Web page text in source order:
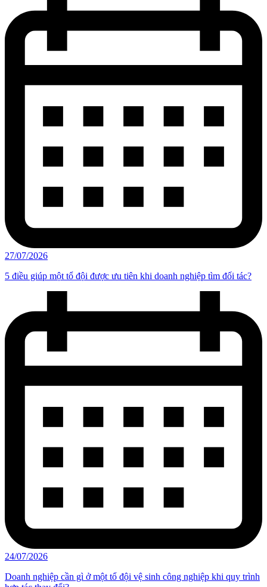
27/07/2026
5 điều giúp một tổ đội được ưu tiên khi doanh nghiệp tìm đối tác?
24/07/2026
Doanh nghiệp cần gì ở một tổ đội vệ sinh công nghiệp khi quy trình